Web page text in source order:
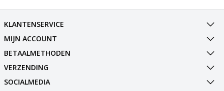
KLANTENSERVICE
MIJN ACCOUNT
BETAALMETHODEN
VERZENDING
SOCIALMEDIA